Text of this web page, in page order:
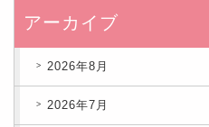
アーカイブ
2026年8月
2026年7月